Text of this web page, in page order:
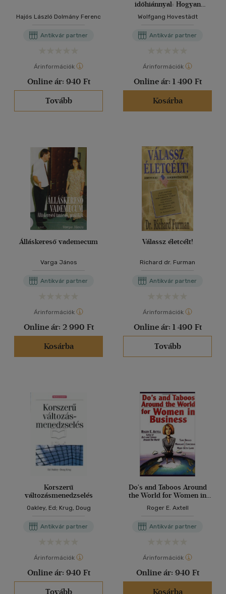
Hajós László Dolmány Ferenc
Antikvár partner
Árinformációk
Online ár: 940 Ft
Tovább
időhiánnyal: Hogyan
munkánkat
Wolfgang Hovestädt
Antikvár partner
Árinformációk
Online ár: 1 490 Ft
Kosárba
Álláskereső vademecum
Varga János
Antikvár partner
Árinformációk
Online ár: 2 990 Ft
Kosárba
Válassz életcélt!
Richard dr. Furman
Antikvár partner
Árinformációk
Online ár: 1 490 Ft
Tovább
Korszerű
változásmenedzselés
Oakley, Ed; Krug, Doug
Antikvár partner
Árinformációk
Online ár: 940 Ft
Tovább
Do's and Taboos Around
the World for Women in
Roger E. Axtell
Antikvár partner
Árinformációk
Online ár: 940 Ft
Kosárba